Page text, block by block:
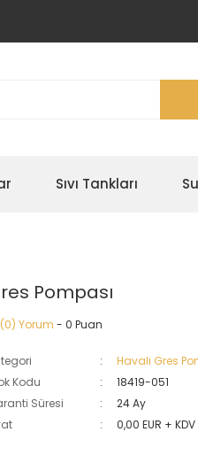
Sıvı Tankları
Pompası
(0) Yorum - 0 Puan
Havalı Gres
Kodu
18419-051
Süresi
24 Ay
0,00 EUR + KDV